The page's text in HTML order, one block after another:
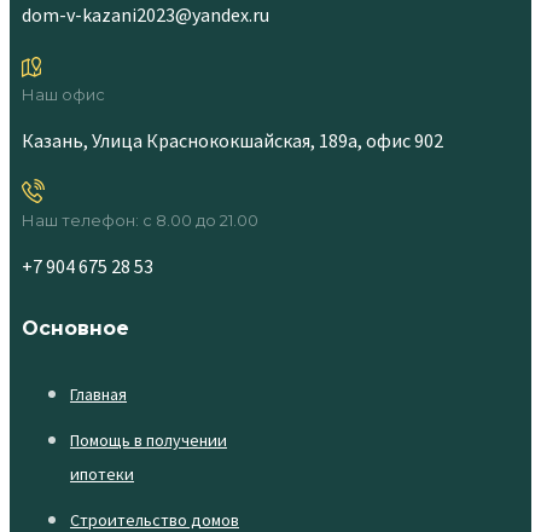
dom-v-kazani2023@yandex.ru
Наш офис
Казань, Улица Краснококшайская, 189а, офис 902
Наш телефон: с 8.00 до 21.00
+7 904 675 28 53
Основное
Главная
Помощь в получении
ипотеки
Строительство домов